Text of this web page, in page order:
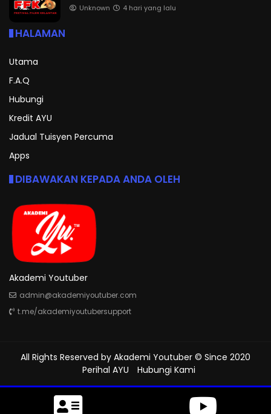
Unknown 4 hari yang lalu
HALAMAN
Utama
F.A.Q
Hubungi
Kredit AYU
Jadual Tuisyen Percuma
Apps
DIBAWAKAN KEPADA ANDA OLEH
Akademi Youtuber
admin@akademiyoutuber.com
t.me/akademiyoutubersupport
All Rights Reserved by Akademi Youtuber © Since 2020
Perihal AYU
Hubungi Kami